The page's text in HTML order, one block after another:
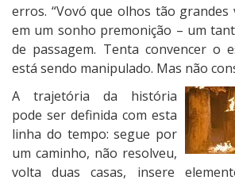
erros. “Vovó que olhos tão grandes
em um sonho premonição – um
de passagem. Tenta convencer o
está sendo manipulado. Mas não
A trajetória da história
pode ser definida com esta
linha do tempo: segue por
um caminho, não resolveu,
volta duas casas, insere